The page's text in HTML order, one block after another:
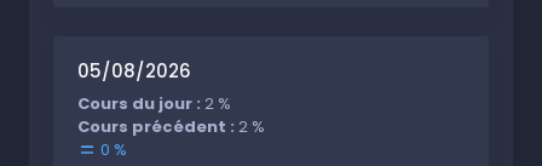
05/08/2026
Cours du jour : 2 %
Cours précédent : 2 %
0 %